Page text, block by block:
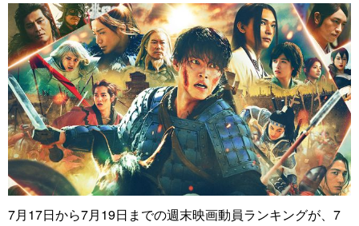
7月17日から7月19日までの週末映画動員ランキングが、7